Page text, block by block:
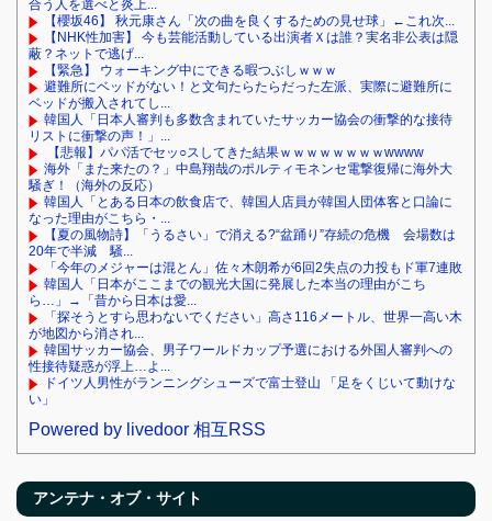
合う人を選べと炎上...
【櫻坂46】 秋元康さん「次の曲を良くするための見せ球」←これ次...
【NHK性加害】 今も芸能活動している出演者Ｘは誰？実名非公表は隠
蔽？ネットで逃げ...
【緊急】 ウォーキング中にできる暇つぶしｗｗｗ
避難所にベッドがない！と文句たらたらだった左派、実際に避難所に
ベッドが搬入されてし...
韓国人「日本人審判も多数含まれていたサッカー協会の衝撃的な接待
リストに衝撃の声！」...
【悲報】パパ活でセッ○スしてきた結果ｗｗｗｗｗｗｗｗwwww
海外「また来たの？」中島翔哉のポルティモネンセ電撃復帰に海外大
騒ぎ！（海外の反応）
韓国人「とある日本の飲食店で、韓国人店員が韓国人団体客と口論に
なった理由がこちら・...
【夏の風物詩】「うるさい」で消える?“盆踊り”存続の危機 会場数は
20年で半減 騒...
「今年のメジャーは混とん」佐々木朗希が6回2失点の力投もド軍7連敗
韓国人「日本がここまでの観光大国に発展した本当の理由がこち
ら…」→「昔から日本は愛...
「探そうとすら思わないでください」高さ116メートル、世界一高い木
が地図から消され...
韓国サッカー協会、男子ワールドカップ予選における外国人審判への
性接待疑惑が浮上…よ...
ドイツ人男性がランニングシューズで富士登山 「足をくじいて動けな
い」
Powered by livedoor 相互RSS
アンテナ・オブ・サイト